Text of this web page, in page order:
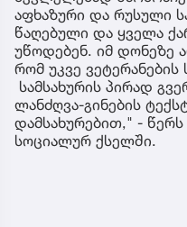
აფხაზური და რუსული
წაღებული და ყველა
უწოდებენ. იმ დონეზე
რომ უკვე
სამსახურის პირად
ლანძღვა-გინების
დამსახურებით," -
სოციალურ ქსელში.